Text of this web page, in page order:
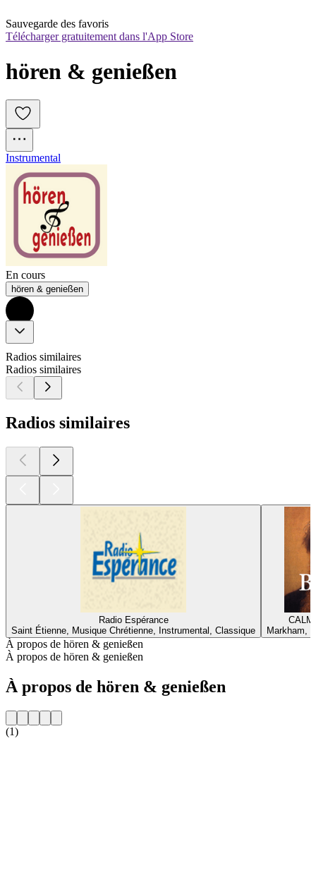
Sauvegarde des favoris
Télécharger gratuitement dans l'App Store
hören & genießen
Instrumental
En cours
hören & genießen
Radios similaires
Radios similaires
Radios similaires
Radio Espérance
Saint Étienne, Musique Chrétienne, Instrumental, Classique
Markham,
À propos de hören & genießen
À propos de hören & genießen
À propos de hören & genießen
(1)